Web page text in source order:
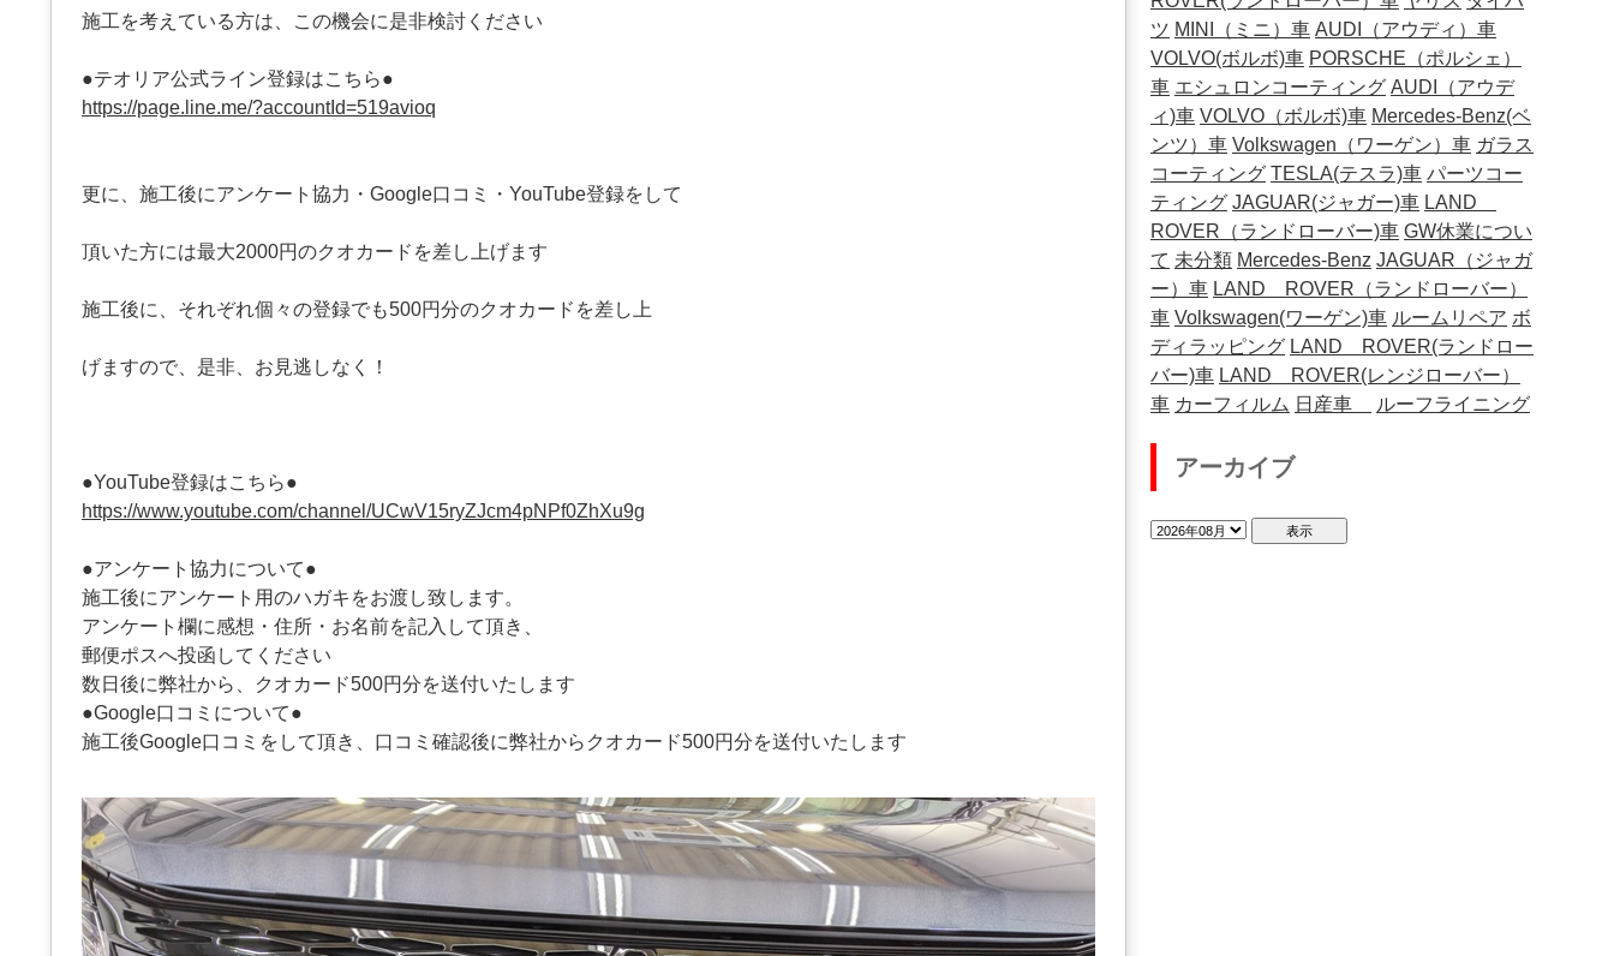
施工を考えている方は、この機会に是非検討ください
●テオリア公式ライン登録はこちら●
https://page.line.me/?accountId=519avioq
更に、施工後にアンケート協力・Google口コミ・YouTube登録をして
頂いた方には最大2000円のクオカードを差し上げます
施工後に、それぞれ個々の登録でも500円分のクオカードを差し上
げますので、是非、お見逃しなく！
●YouTube登録はこちら●
https://www.youtube.com/channel/UCwV15ryZJcm4pNPf0ZhXu9g
●アンケート協力について●
施工後にアンケート用のハガキをお渡し致します。
アンケート欄に感想・住所・お名前を記入して頂き、
郵便ポスへ投函してください
数日後に弊社から、クオカード500円分を送付いたします
●Google口コミについて●
施工後Google口コミをして頂き、口コミ確認後に弊社からクオカード500円分を送付いたします
ツ MINI（ミニ）車 AUDI（アウディ）車
VOLVO(ボルボ)車 PORSCHE（ポルシェ）
車 エシュロンコーティング AUDI（アウデ
ィ)車 VOLVO（ボルボ)車 Mercedes-Benz(ベ
ンツ）車 Volkswagen（ワーゲン）車 ガラス
コーティング TESLA(テスラ)車 パーツコー
ティング JAGUAR(ジャガー)車 LAND
ROVER（ランドローバー)車 GW休業につい
て 未分類 Mercedes-Benz JAGUAR（ジャガ
ー）車 LAND ROVER（ランドローバー）
車 Volkswagen(ワーゲン)車 ルームリペア ボ
ディラッピング LAND ROVER(ランドロー
バー)車 LAND ROVER(レンジローバー）
車 カーフィルム 日産車 ルーフライニング
アーカイブ